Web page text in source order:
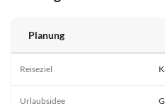
Planung
Reiseziel
Urlaubsidee